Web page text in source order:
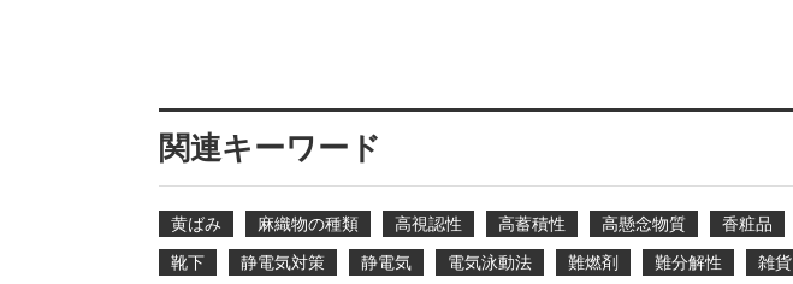
関連キーワード
黄ばみ 麻織物の種類 高視認性 高蓄積性 高懸念物質 香粧品
靴下
静電気対策 静電気 電気泳動法 難燃剤 難分解性 雑貨